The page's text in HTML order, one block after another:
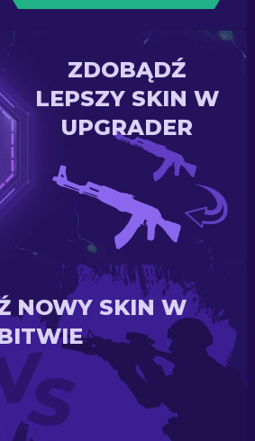
ZDOBĄDŹ
LEPSZY SKIN W
UPGRADER
NOWY SKIN W